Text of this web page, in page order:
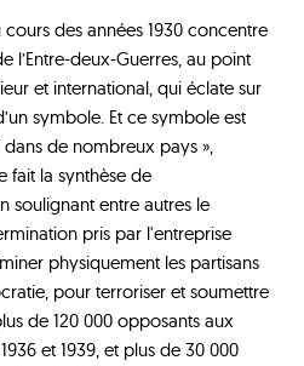
des années 1930 concentre
l’Entre-deux-Guerres, au point
et international, qui éclate sur
symbole. Et ce symbole est
de nombreux pays »,
fait la synthèse de
soulignant entre autres le
pris par l'entreprise
physiquement les partisans
pour terroriser et soumettre
de 120 000 opposants aux
et 1939, et plus de 30 000